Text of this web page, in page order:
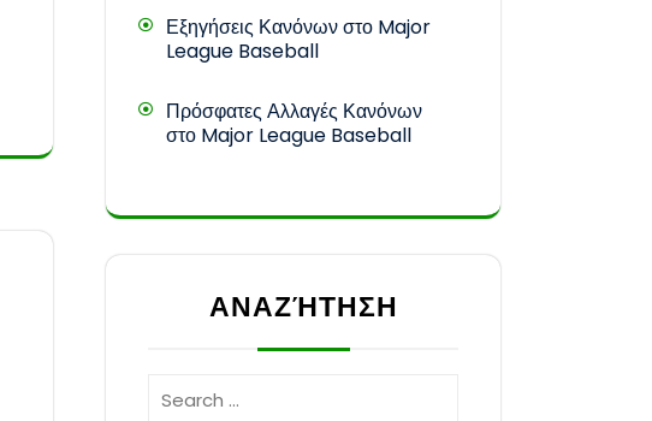
Εξηγήσεις Κανόνων στο Major
League Baseball
Πρόσφατες Αλλαγές Κανόνων
στο Major League Baseball
ΑΝΑΖΉΤΗΣΗ